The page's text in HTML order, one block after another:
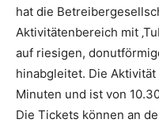
hat die
Aktivitätenbereich mit
auf riesigen,
hinabgleitet. Die
Minuten und ist von
Die Tickets können an